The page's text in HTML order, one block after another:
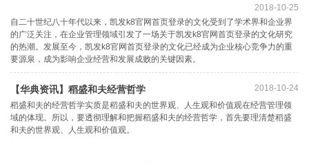
2018-10-25
自二十世纪八十年代以来，凯发k8官网首页登录的文化受到了学术界和企业界
的广泛关注，在企业管理领域引发了一场关于凯发k8官网首页登录的文化研究
的热潮。发展至今，凯发k8官网首页登录的文化已经成为企业核心竞争力的重
要源泉，成为影响企业经营和发展成败的关键因素。
【华典资讯】稻盛和夫经营哲学
2018-10-24
稻盛和夫的经营哲学实质是稻盛和夫的世界观、人生观和价值观在经营管理领
域的体现。所以，要透彻理解和把握稻盛和夫的经营哲学，首先要理清楚稻盛
和夫的世界观、人生观和价值观。